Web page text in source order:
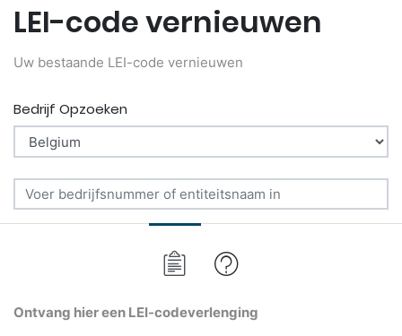
LEI-code vernieuwen
Uw bestaande LEI-code vernieuwen
Bedrijf Opzoeken
Ontvang hier een LEI-codeverlenging